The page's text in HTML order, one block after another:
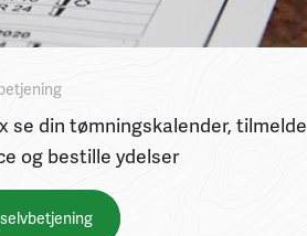
se din tømningskalender, tilmelde
og bestille ydelser